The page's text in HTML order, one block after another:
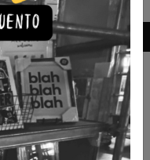
3 o más productos